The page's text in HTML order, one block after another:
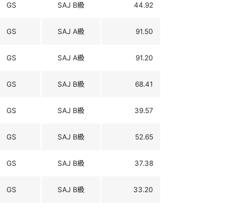
GS SAJ B級 44.92
GS SAJ A級 91.50
GS SAJ A級 91.20
GS SAJ B級 68.41
GS SAJ B級 39.57
GS SAJ B級 52.65
GS SAJ B級 37.38
GS SAJ B級 33.20